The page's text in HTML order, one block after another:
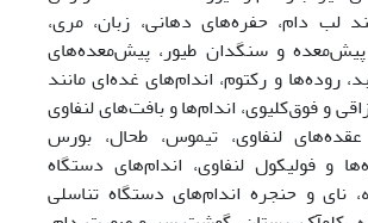
لب دام، حفره‌های دهانی، زبان، مری،
پیش‌معده و سنگدان طیور، پیش‌معده‌های
روده‌ها و رکتوم، اندام‌های غده‌ای مانند
و فوق‌کلیوی، اندام‌ها و بافت‌هایلنفاوی
لنفاوی، تیموس، طحال، بورس
و فولیکول لنفاوی، اندام‌های دستگاه
نای و حنجره اندام‌های دستگاه تناسلی